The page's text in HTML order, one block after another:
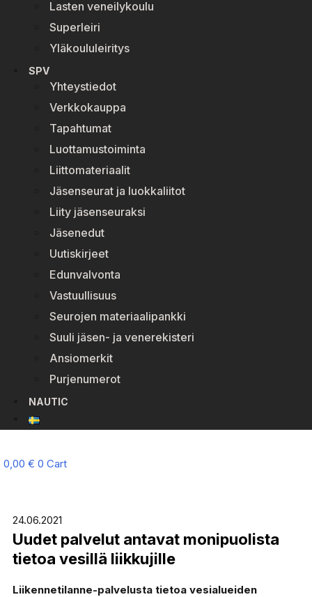
Lasten veneilykoulu
Superleiri
Yläkoululeiritys
SPV
Yhteystiedot
Verkkokauppa
Tapahtumat
Luottamustoiminta
Liittomateriaalit
Jäsenseurat ja luokkaliitot
Liity jäsenseuraksi
Jäsenedut
Uutiskirjeet
Edunvalvonta
Vastuullisuus
Seurojen materiaalipankki
Suuli jäsen- ja venerekisteri
Ansiomerkit
Purjenumerot
NAUTIC
0,00 € 0 Cart
24.06.2021
Uudet palvelut antavat monipuolista
tietoa vesillä liikkujille
Lii­ken­ne­ti­lan­ne-pal­ve­lusta tietoa vesialueiden